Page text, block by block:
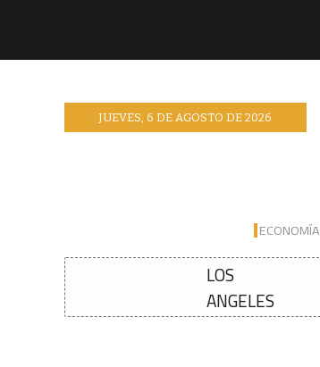
ECONOMÍA
JUEVES, 6 DEAGOSTO DE2026
LOS
ANGELES